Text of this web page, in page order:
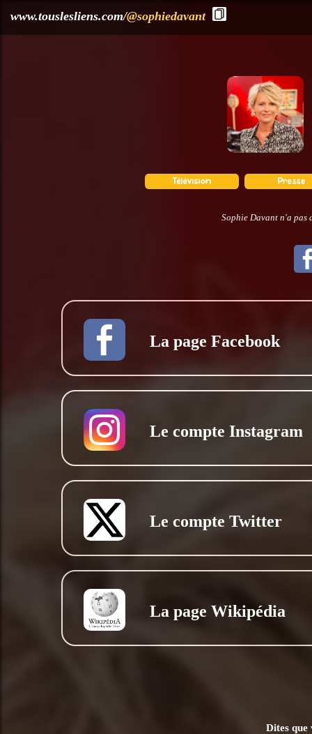
www.touslesliens.com/@sophiedavant
Sophie Davant n'a pas
La page Facebook
Le compte Instagram
Le compte Twitter
La page Wikipédia
Dites que